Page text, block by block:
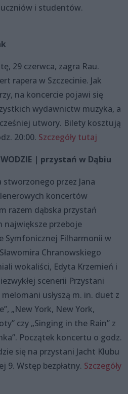
i studentów.
29 czerwca, zagra Rau.
rapera w Szczecinie. Jak
na koncercie pojawi się
wydawnictw muzyka, a
utwory. Bilety kosztują
20:00. Szczegóły tutaj
WODZIE | przystań w Dąbiu
przez Jana
koncertów
razem dąbska przystań
największe przeboje
Symfonicznej Filharmonii w
Chranowskiego
wokaliści, Edyta Krzemień i
scenerii Przystani
usłyszą m. in. duet z
„New York, New York,
czy „Singing in the Rain” z
Początek koncertu o godz.
się na przystani Jacht Klubu
9. Wstęp bezpłatny. Szczegóły